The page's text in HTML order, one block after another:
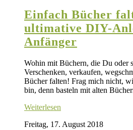
Einfach Bücher
ultimative DIY-
Anfänger
Wohin mit Büchern, die Du oder
Verschenken, verkaufen,
Bücher falten! Frag mich nicht,
bin, denn basteln mit alten
Weiterlesen
Freitag, 17. August 2018